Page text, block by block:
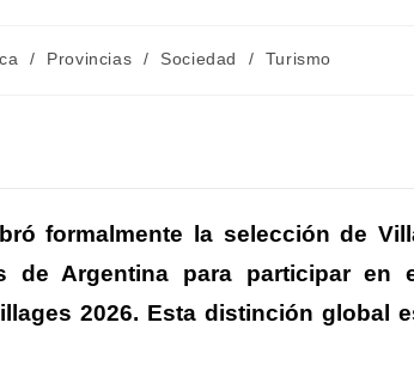
/ Provincias / Sociedad / Turismo
formalmente la selección de
de Argentina para participar en
2026. Esta distinción global